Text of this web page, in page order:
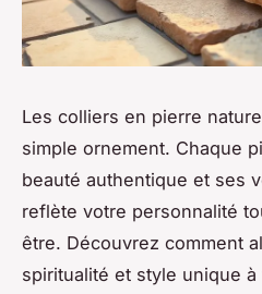
Les colliers en pierre
simple ornement. Chaque
beauté authentique et ses
reflète votre personnalité
être. Découvrez comment
spiritualité et style unique